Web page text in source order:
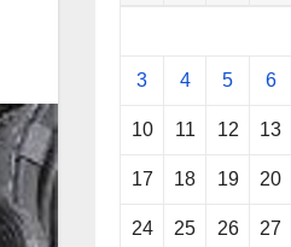
3 4 5 6
10 11 12 13
17 18 19 20
24 25 26 27